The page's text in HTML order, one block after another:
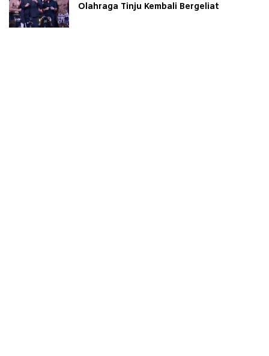
Olahraga Tinju Kembali Bergeliat